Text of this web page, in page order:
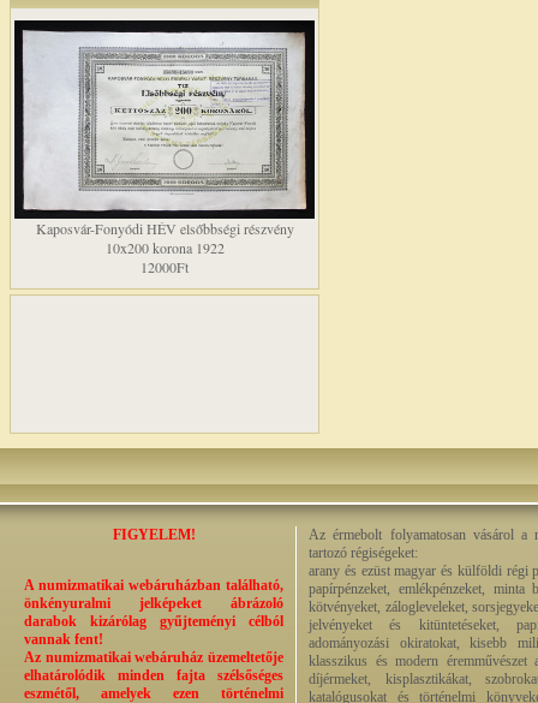
Kaposvár-Fonyódi HÉV elsőbbségi részvény
10x200 korona 1922
12000Ft
FIGYELEM!
A numizmatikai webáruházban található,
önkényuralmi jelképeket ábrázoló
darabok kizárólag gyűjteményi célból
vannak fent!
Az numizmatikai webáruház üzemeltetője
elhatárolódik minden fajta szélsőséges
eszmétől, amelyek ezen történelmi
Az érmebolt folyamatosan vásárol a
tartozó régiségeket:
arany és ezüst magyar és külföldi régi
papírpénzeket, emlékpénzeket, minta
kötvényeket, zálogleveleket,
jelvényeket és kitüntetéseket,
adományozási okiratokat, kisebb
klasszikus és modern éremművészet
díjérmeket, kisplasztikákat,
katalógusokat és történelmi